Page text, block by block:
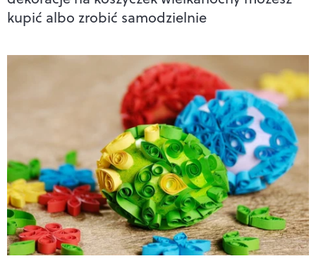
kupić albo zrobić samodzielnie